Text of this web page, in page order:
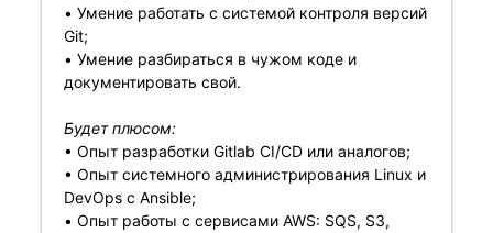
• Умение работать с системой контроля версий
Git;
• Умение разбираться в чужом коде и
документировать свой.
Будет плюсом:
• Опыт разработки Gitlab CI/СD или аналогов;
• Опыт системного администрирования Linux и
DevOps c Ansible;
• Опыт работы с сервисами AWS: SQS, S3,